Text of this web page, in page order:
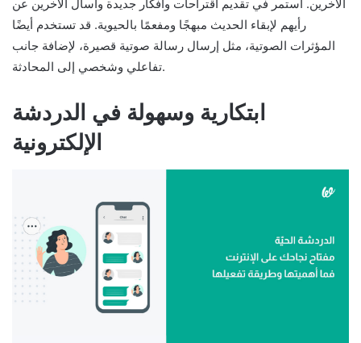
الآخرين. استمر في تقديم اقتراحات وأفكار جديدة واسأل الآخرين عن
رأيهم لإبقاء الحديث مبهجًا ومفعمًا بالحيوية. قد تستخدم أيضًا
المؤثرات الصوتية، مثل إرسال رسالة صوتية قصيرة، لإضافة جانب
تفاعلي وشخصي إلى المحادثة.
ابتكارية وسهولة في الدردشة
الإلكترونية